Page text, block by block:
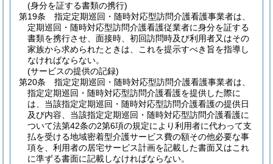
(身分を証する書類の携行)
第19条
指定定期巡回・随時対応型訪問介護看護事業者は、
定期巡回・随時対応型訪問介護看護従業者に身分を証する
書類を携行させ、面接時、初回訪問時及び利用者又はその
家族から求められたときは、これを提示すべき旨を指導し
なければならない。
(サービスの提供の記録)
第20条
指定定期巡回・随時対応型訪問介護看護事業者は、
指定定期巡回・随時対応型訪問介護看護を提供した際に
は、当該指定定期巡回・随時対応型訪問介護看護の提供日
及び内容、当該指定定期巡回・随時対応型訪問介護看護に
ついて法第42条の2第6項の規定により利用者に代わって支
払を受ける地域密着型介護サービス費の額その他必要な事
項を、利用者の居宅サービス計画を記載した書面又はこれ
に準ずる書面に記載しなければならない。